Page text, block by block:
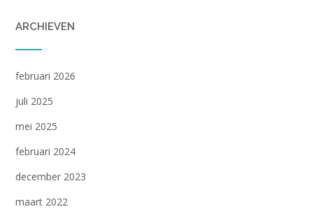
ARCHIEVEN
februari 2026
juli 2025
mei 2025
februari 2024
december 2023
maart 2022